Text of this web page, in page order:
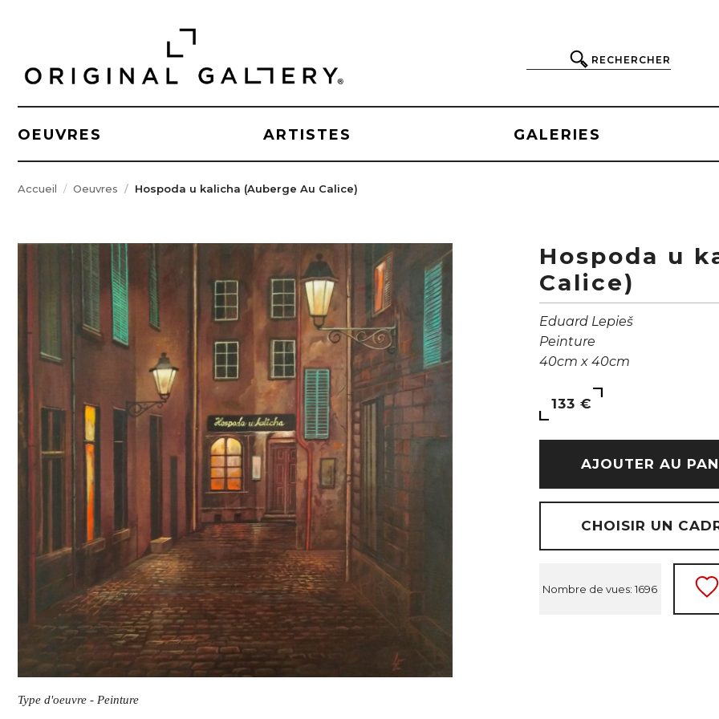
RECHERCHER
OEUVRES ARTISTES GALERIES
Accueil Oeuvres Hospoda u kalicha (Auberge Au Calice)
Type d'oeuvre - Peinture
Hospoda u
Calice)
Eduard Lepieš
Peinture
40cm x 40cm
133 €
AJOUTER AU
CHOISIR UN
Nombre de vues: 1696